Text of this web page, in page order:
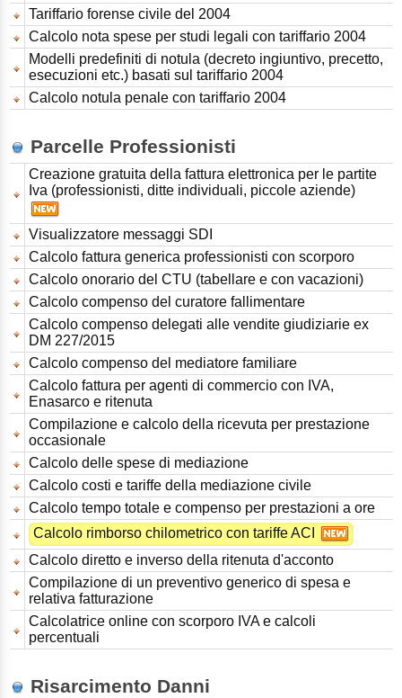
Tariffario forense civile del 2004
Calcolo nota spese per studi legali con tariffario 2004
Modelli predefiniti di notula (decreto ingiuntivo, precetto,
esecuzioni etc.) basati sul tariffario 2004
Calcolo notula penale con tariffario 2004
Parcelle Professionisti
Creazione gratuita della fattura elettronica per le partite
Iva (professionisti, ditte individuali, piccole aziende)
Visualizzatore messaggi SDI
Calcolo fattura generica professionisti con scorporo
Calcolo onorario del CTU (tabellare e con vacazioni)
Calcolo compenso del curatore fallimentare
Calcolo compenso delegati alle vendite giudiziarie ex
DM 227/2015
Calcolo compenso del mediatore familiare
Calcolo fattura per agenti di commercio con IVA,
Enasarco e ritenuta
Compilazione e calcolo della ricevuta per prestazione
occasionale
Calcolo delle spese di mediazione
Calcolo costi e tariffe della mediazione civile
Calcolo tempo totale e compenso per prestazioni a ore
Calcolo rimborso chilometrico con tariffe ACI
Calcolo diretto e inverso della ritenuta d'acconto
Compilazione di un preventivo generico di spesa e
relativa fatturazione
Calcolatrice online con scorporo IVA e calcoli
percentuali
Risarcimento Danni